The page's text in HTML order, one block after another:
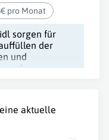
pro Monat
sorgen für
der
und
sauberen
aktuelle